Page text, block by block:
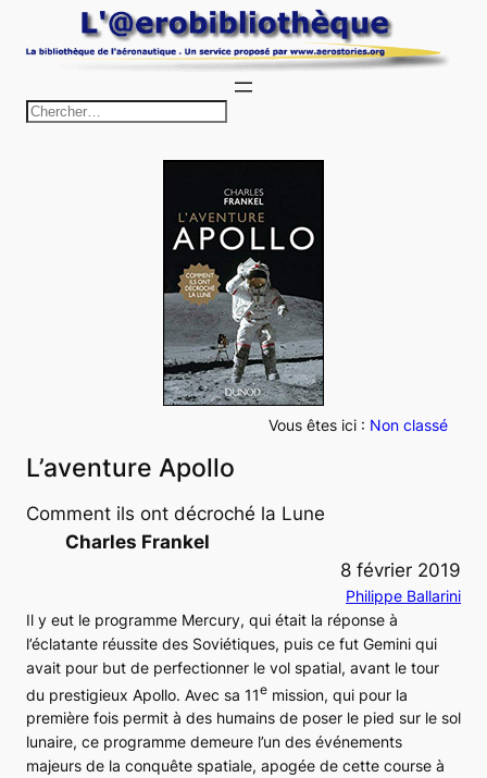
au
h
e
r
c
h
e
r
Vous êtes ici : Non classé
L’aventure Apollo
Comment ils ont décroché la Lune
Charles Frankel
8 février 2019
Philippe Ballarini
Il y eut le programme Mercury, qui était la réponse à
l’éclatante réussite des Soviétiques, puis ce fut Gemini qui
avait pour but de perfectionner le vol spatial, avant le tour
du prestigieux Apollo. Avec sa 11e mission, qui pour la
première fois permit à des humains de poser le pied sur le sol
lunaire, ce programme demeure l’un des événements
majeurs de la conquête spatiale, apogée de cette course à